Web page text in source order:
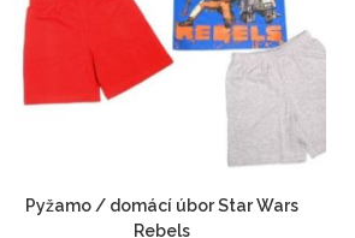
Pyžamo / domácí úbor Star Wars
Rebels